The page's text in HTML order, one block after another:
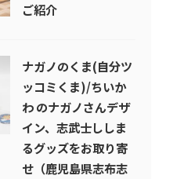
ご紹介
ナガノのくま(自分ツ
ッコミくま)/ちいか
わ のナガノさんデザ
イン、志武士ししま
るグッズをお取り寄
せ（鹿児島県志布志